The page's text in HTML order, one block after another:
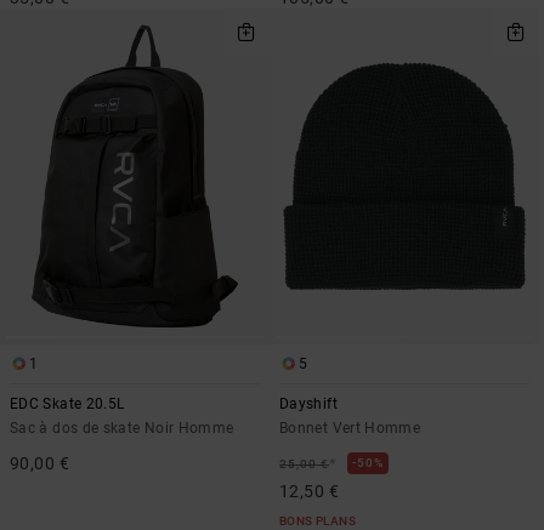
1
EDC Skate 20.5L
Sac à dos de skate Noir Homme
90,00 €
5
Dayshift
Bonnet Vert Homme
25,00 €* 50%
12,50 €
BONS PLANS